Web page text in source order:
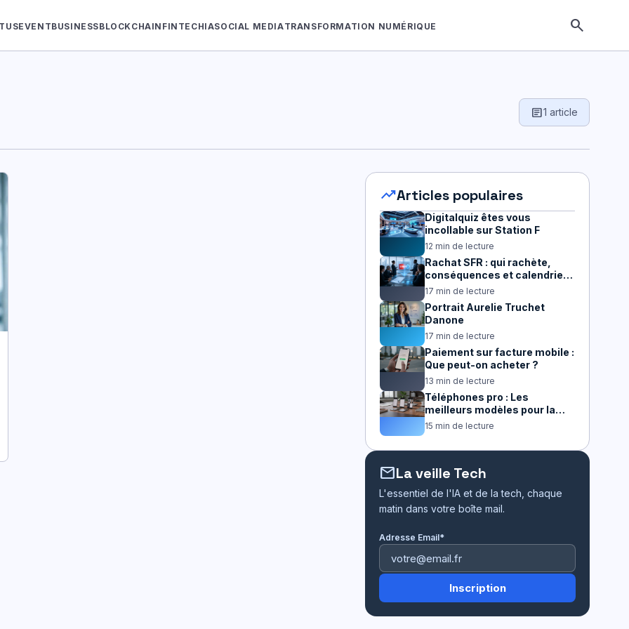
EVENTBUSINESSBLOCKCHAIN FINTECHIASOCIAL MEDIATRANSFORMATION NUMÉRIQUE search
article1 article
trending_upArticles populaires
Digitalquiz êtes vous
incollable sur Station F
12 min de lecture
Rachat SFR : qui rachète,
conséquences et calendrier
2026
17 min de lecture
Portrait Aurelie Truchet
Danone
17 min de lecture
Paiement sur facture mobile :
Que peut-on acheter ?
13 min de lecture
Téléphones pro : Les
meilleurs modèles pour la
productivité
15 min de lecture
mailLa veille Tech
L'essentiel de l'IA et de la tech, chaque
matin dans votre boîte mail.
Adresse Email*